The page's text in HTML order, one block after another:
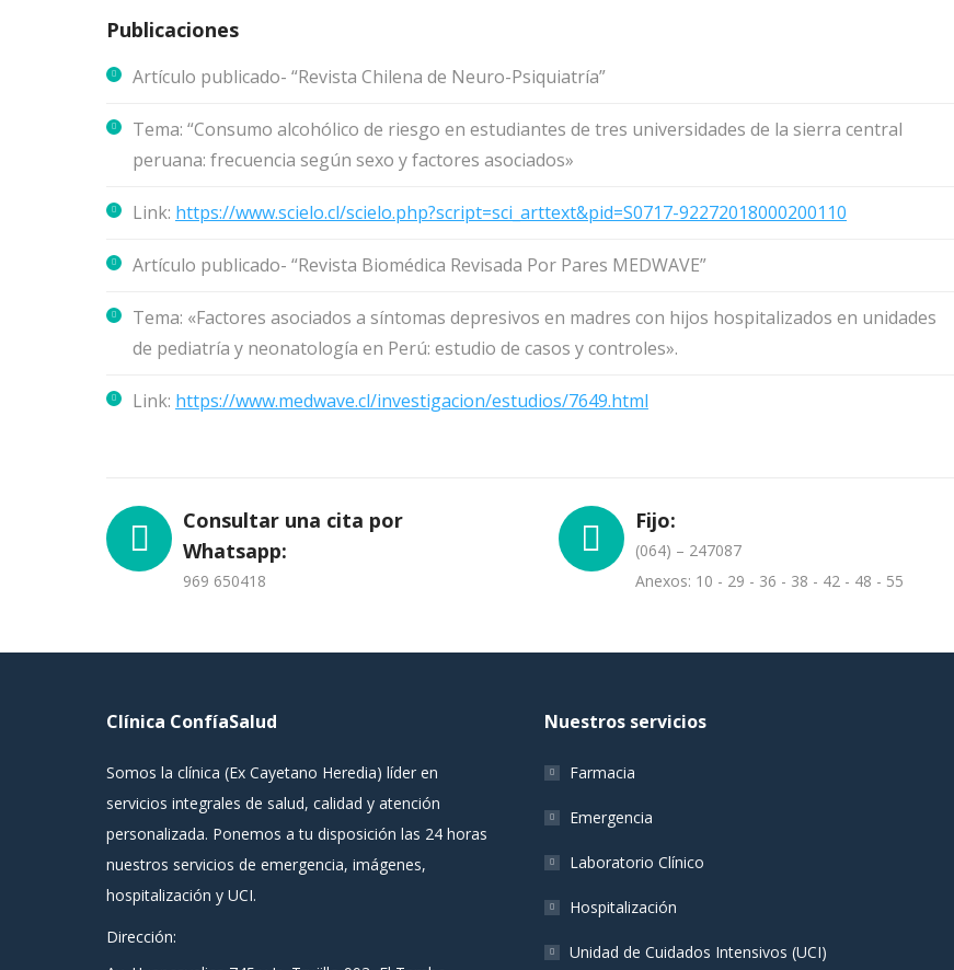
Publicaciones
Artículo publicado- “Revista Chilena de Neuro-Psiquiatría”
Tema: “Consumo alcohólico de riesgo en estudiantes de tres universidades de la sierra central
peruana: frecuencia según sexo y factores asociados»
Link: https://www.scielo.cl/scielo.php?script=sci_arttext&pid=S0717-92272018000200110
Artículo publicado- “Revista Biomédica Revisada Por Pares MEDWAVE”
Tema: «Factores asociados a síntomas depresivos en madres con hijos hospitalizados en unidades
de pediatría y neonatología en Perú: estudio de casos y controles».
Link: https://www.medwave.cl/investigacion/estudios/7649.html
Consultar una cita por
Whatsapp:
969 650418
Fijo:
(064) – 247087
Anexos: 10 - 29 - 36 - 38 - 42 - 48 - 55
Clínica ConfíaSalud
Somos la clínica (Ex Cayetano Heredia) líder en
servicios integrales de salud, calidad y atención
personalizada. Ponemos a tu disposición las 24 horas
nuestros servicios de emergencia, imágenes,
hospitalización y UCI.
Dirección:
Nuestros servicios
Farmacia
Emergencia
Laboratorio Clínico
Hospitalización
Unidad de Cuidados Intensivos (UCI)